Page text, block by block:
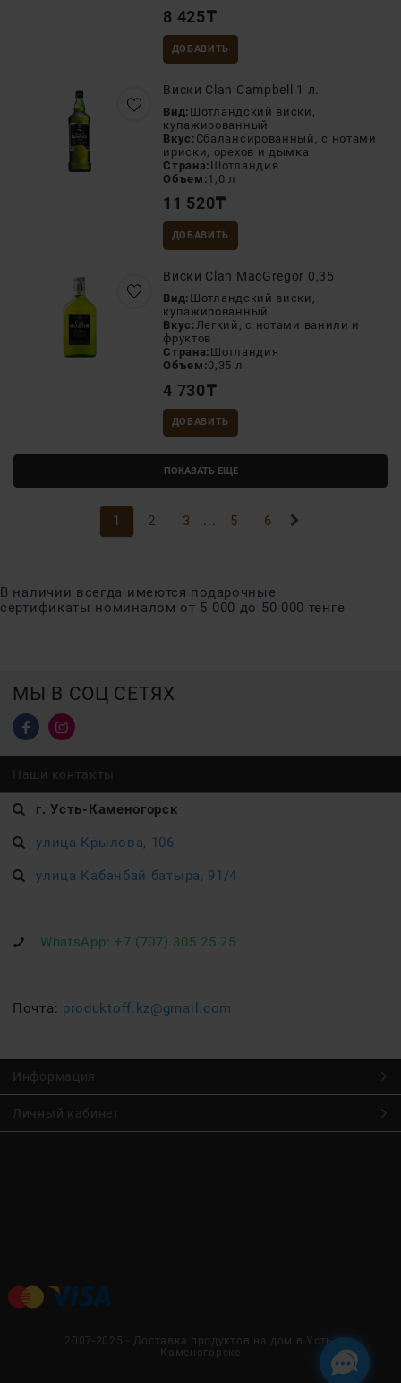
8 425₸
ДОБАВИТЬ
Виски Clan Campbell 1 л.
Вид: Шотландский виски,
купажированный
Вкус: Сбалансированный, с нотами
ириски, орехов и дымка
Страна: Шотландия
Объем:1,0 л
11 520₸
ДОБАВИТЬ
Виски Clan MacGregor 0,35
Вид: Шотландский виски,
купажированный
Вкус:Легкий, с нотами ванили и
фруктов
Страна: Шотландия
Объем:0,35 л
4 730₸
ДОБАВИТЬ
ПОКАЗАТЬ ЕЩЕ
1 2 3 ... 5 6
В наличии всегда имеются подарочные
сертификаты номиналом от 5 000 до 50 000 тенге
МЫ В СОЦ СЕТЯХ
Наши контакты
г. Усть-Каменогорск
улица Крылова, 106
улица Кабанбай батыра, 91/4
WhatsApp: +7 (707) 305 25 25
Почта: produktoff.kz@gmail.com
Информация
Личный кабинет
2007-2025 - Доставка продуктов на дом в Усть-
Каменогорске